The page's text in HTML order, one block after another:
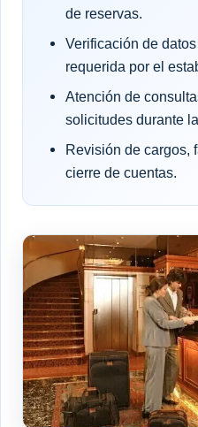
de reservas.
Verificación de
requerida por el
Atención de
solicitudes durante
Revisión de cargos,
cierre de cuentas.